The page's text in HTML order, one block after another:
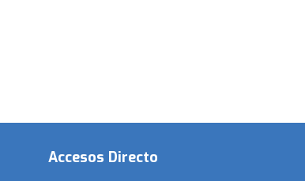
Accesos Directo